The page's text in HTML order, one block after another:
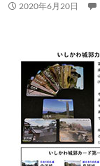
2020年6月20日